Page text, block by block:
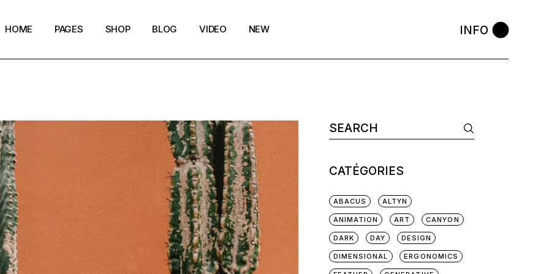
HOME
Minimalistic Magazine
Lifestyle Blog
Compact Posts
Magazine Grid
Arts & Book Magazine
Horizontal Slider Posts
Landing
PAGES SHOP BLOG
Post types
VIDEO NEW INFO
Search
for:
CATÉGORIES
ABACUS ALTYN
ANIMATION ART CANYON
DARK DAY DESIGN
DIMENSIONAL ERGONOMICS